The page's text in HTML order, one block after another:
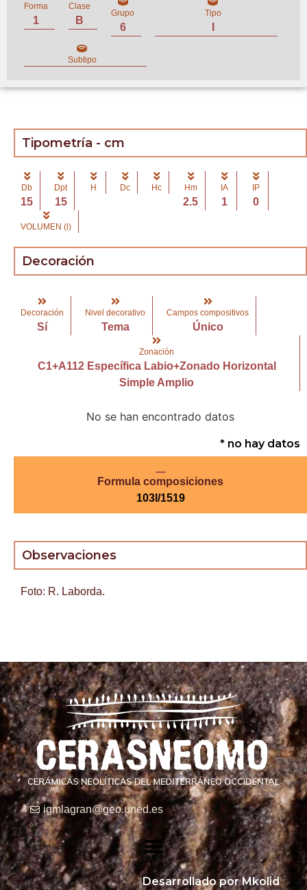
Forma
1
Clase
B
Grupo
6
Tipo
Subtipo
Tipometría - cm
Db
15
Dpt
15
H Dc Hc Hm
2.5
IA
1
IP
0
VOLUMEN (l)
Decoración
Decoración
Sí
Nivel decorativo
Tema
Campos compositivos
Único
Zonación
C1+A112 Específica Labio+Zonado Horizontal
Simple Amplio
No se han encontrado datos
* no hay datos
Formula composiciones
103l/1519
Observaciones
Foto: R. Laborda.
igmlagran@geo.uned.es
Desarrollado por Mkolid